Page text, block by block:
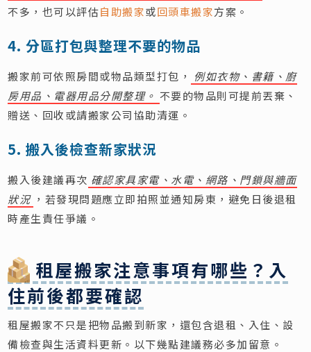
不多，也可以評估自助搬家或回頭車搬家方案。
4. 分區打包與整理不要的物品
搬家前可依照房間或物品類型打包，
例如衣物、書籍、廚
房用品、電器用品分開整理。 不要的物品則可提前丟棄、
贈送、回收或請搬家公司協助清運。
5. 搬入後檢查新家狀況
搬入後建議再次 確認家具家電、水電、網路、門鎖與牆面
狀況 ，若發現問題應立即拍照並通知房東，避免日後退租
時產生責任爭議。
租屋搬家注意事項有哪些？入
住前後都要確認
租屋搬家不只是把物品搬到新家，還包含退租、入住、設
備檢查與生活資料更新。以下幾點建議務必多加留意。